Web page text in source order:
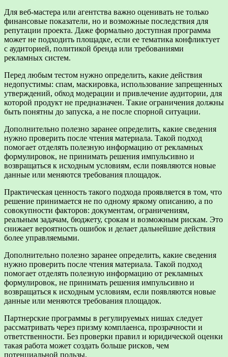
Для веб-мастера или агентства важно оценивать не только
финансовые показатели, но и возможные последствия для
репутации проекта. Даже формально доступная программа
может не подходить площадке, если ее тематика конфликтует
с аудиторией, политикой бренда или требованиями
рекламных систем.
Перед любым тестом нужно определить, какие действия
недопустимы: спам, маскировка, использование запрещенных
утверждений, обход модерации и привлечение аудитории, для
которой продукт не предназначен. Такие ограничения должны
быть понятны до запуска, а не после спорной ситуации.
Дополнительно полезно заранее определить, какие сведения
нужно проверить после чтения материала. Такой подход
помогает отделять полезную информацию от рекламных
формулировок, не принимать решения импульсивно и
возвращаться к исходным условиям, если появляются новые
данные или меняются требования площадок.
Практическая ценность такого подхода проявляется в том, что
решение принимается не по одному яркому описанию, а по
совокупности факторов: документам, ограничениям,
реальным задачам, бюджету, срокам и возможным рискам. Это
снижает вероятность ошибок и делает дальнейшие действия
более управляемыми.
Дополнительно полезно заранее определить, какие сведения
нужно проверить после чтения материала. Такой подход
помогает отделять полезную информацию от рекламных
формулировок, не принимать решения импульсивно и
возвращаться к исходным условиям, если появляются новые
данные или меняются требования площадок.
Партнерские программы в регулируемых нишах следует
рассматривать через призму комплаенса, прозрачности и
ответственности. Без проверки правил и юридической оценки
такая работа может создать больше рисков, чем
потенциальной пользы.